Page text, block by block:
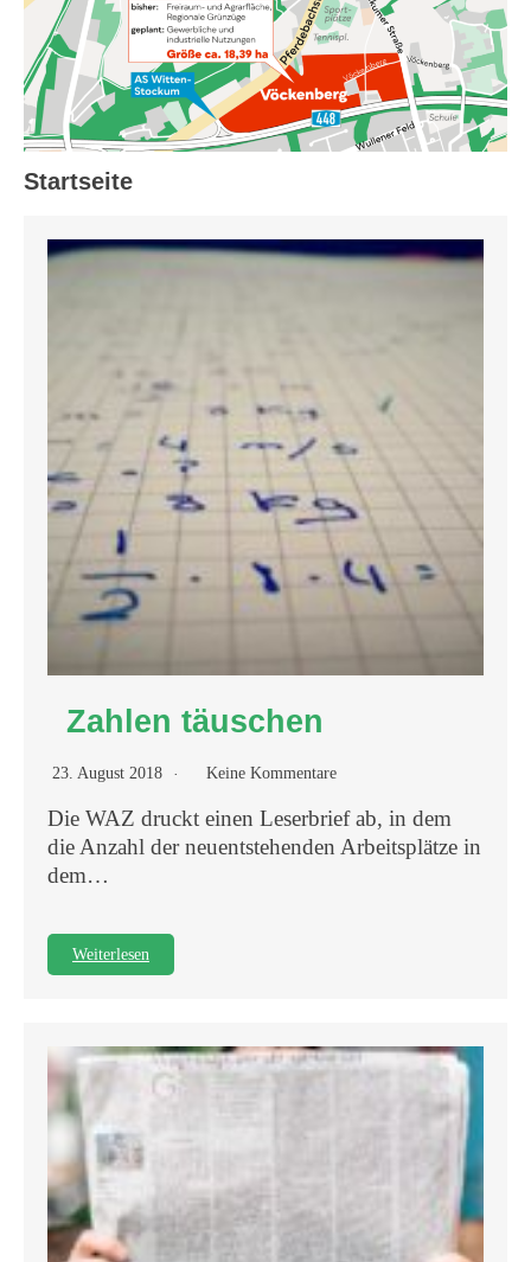
Startseite
Zahlen täuschen
23. August 2018 Keine Kommentare
Die WAZ druckt einen Leserbrief ab, in dem
die Anzahl der neuentstehenden Arbeitsplätze in
dem…
Weiterlesen